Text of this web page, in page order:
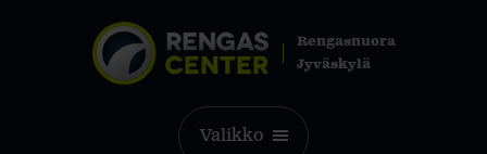
Rengasnuora
Jyväskylä
Valikko